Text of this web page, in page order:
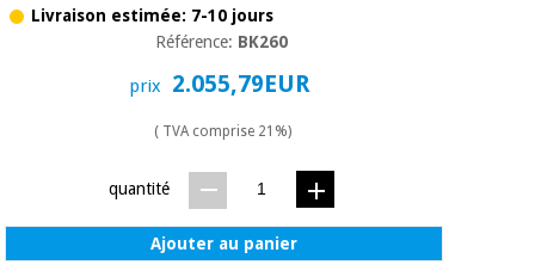
Livraison estimée: 7-10 jours
Référence: BK260
prix 2.055,79EUR
( TVA comprise 21%)
quantité
Ajouter au panier